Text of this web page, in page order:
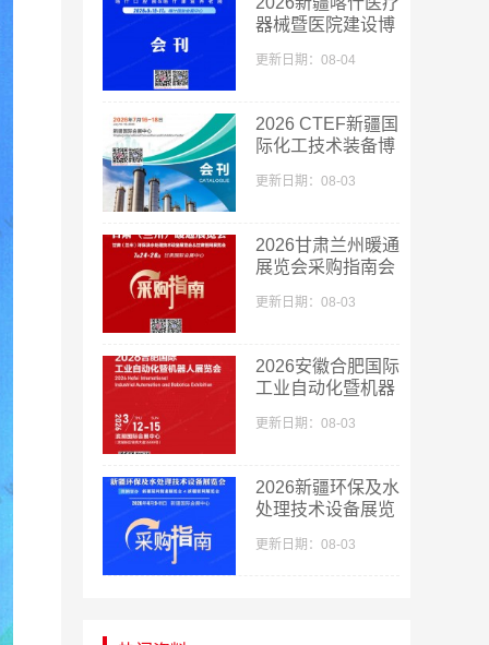
器械暨医院建设博
中医药大健康博览
更新日期：08-04
2026 CTEF新疆国
际化工技术装备博
工展参展商名录
更新日期：08-03
2026甘肃兰州暖通
展览会采购指南会
更新日期：08-03
2026安徽合肥国际
工业自动化暨机器
展商名录
更新日期：08-03
2026新疆环保及水
处理技术设备展览
参展商名录
更新日期：08-03